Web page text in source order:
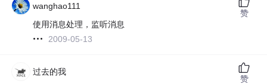
wanghao111
使用消息处理，监听消息
2009-05-13
赞
过去的我
赞